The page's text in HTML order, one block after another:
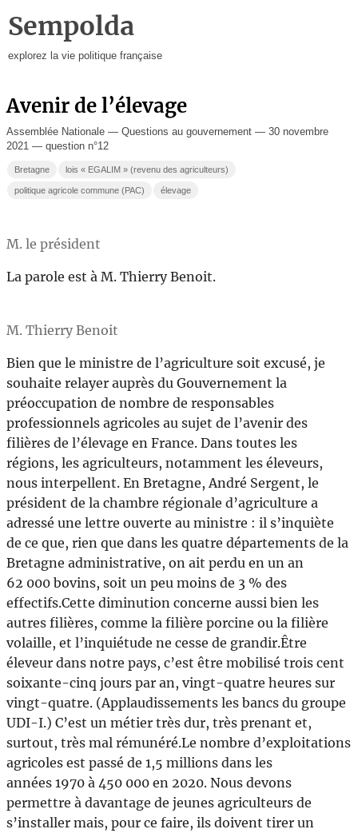
Sempolda
explorez la vie politique française
Avenir de l’élevage
Assemblée Nationale — Questions au gouvernement — 30 novembre
2021 — question n°12
Bretagne lois « EGALIM » (revenu des agriculteurs)
politique agricole commune (PAC) élevage
M. le président
La parole est à M. Thierry Benoit.
M. Thierry Benoit
Bien que le ministre de l’agriculture soit excusé, je
souhaite relayer auprès du Gouvernement la
préoccupation de nombre de responsables
professionnels agricoles au sujet de l’avenir des
filières de l’élevage en France. Dans toutes les
régions, les agriculteurs, notamment les éleveurs,
nous interpellent. En Bretagne, André Sergent, le
président de la chambre régionale d’agriculture a
adressé une lettre ouverte au ministre : il s’inquiète
de ce que, rien que dans les quatre départements de la
Bretagne administrative, on ait perdu en un an
62 000 bovins, soit un peu moins de 3 % des
effectifs.Cette diminution concerne aussi bien les
autres filières, comme la filière porcine ou la filière
volaille, et l’inquiétude ne cesse de grandir.Être
éleveur dans notre pays, c’est être mobilisé trois cent
soixante-cinq jours par an, vingt-quatre heures sur
vingt-quatre. (Applaudissements les bancs du groupe
UDI-I.) C’est un métier très dur, très prenant et,
surtout, très mal rémunéré.Le nombre d’exploitations
agricoles est passé de 1,5 millions dans les
années 1970 à 450 000 en 2020. Nous devons
permettre à davantage de jeunes agriculteurs de
s’installer mais, pour ce faire, ils doivent tirer un